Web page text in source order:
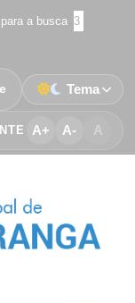
a busca 3
A+ A- A
Tema